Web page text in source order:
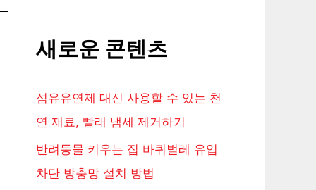
새로운 콘텐츠
섬유유연제 대신 사용할 수 있는 천
연 재료, 빨래 냄세 제거하기
반려동물 키우는 집 바퀴벌레 유입
차단 방충망 설치 방법